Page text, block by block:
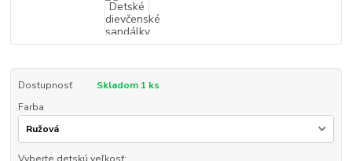
Dostupnosť
Skladom 1 ks
Farba